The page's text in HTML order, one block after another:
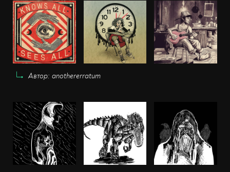
Автор: anothererratum